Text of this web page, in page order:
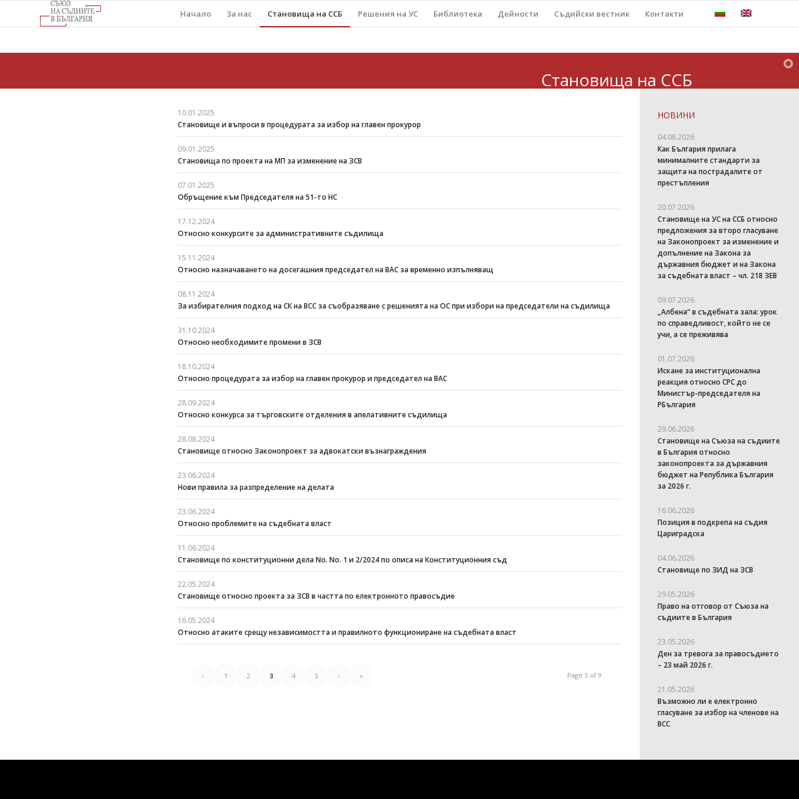
Начало За нас Становища на ССБ Решения на УС Библиотека Дейности Съдийски вестник Контакти
Становища на ССБ
10.01.2025
Становище и въпроси в процедурата за избор на главен прокурор
09.01.2025
Становища по проекта на МП за изменение на ЗСВ
07.01.2025
Обръщение към Председателя на 51-то НС
17.12.2024
Относно конкурсите за административните съдилища
15.11.2024
Относно назначаването на досегашния председател на ВАС за временно изпълняващ
08.11.2024
За избирателния подход на СК на ВСС за съобразяване с решенията на ОС при избори на председатели на съдилища
31.10.2024
Относно необходимите промени в ЗСВ
18.10.2024
Относно процедурата за избор на главен прокурор и председател на ВАС
28.09.2024
Относно конкурса за търговските отделения в апелативните съдилища
28.08.2024
Становище относно Законопроект за адвокатски възнаграждения
23.06.2024
Нови правила за разпределение на делата
23.06.2024
Относно проблемите на съдебната власт
11.06.2024
Становище по конституционни дела No. No. 1 и 2/2024 по описа на Конституционния съд
22.05.2024
Становище относно проекта за ЗСВ в частта по електронното правосъдие
16.05.2024
Относно атаките срещу независимостта и правилното функциониране на съдебната власт
Page 3 of 9
‹ 1 2 3 4 5 › »
НОВИНИ
04.08.2026
Как България прилага
минималните стандарти за
защита на пострадалите от
престъпления
20.07.2026
Становище на УС на ССБ относно
предложения за второ гласуване
на Законопроект за изменение и
допълнение на Закона за
държавния бюджет и на Закона
за съдебната власт – чл. 218 ЗЕВ
09.07.2026
„Албена“ в съдебната зала: урок
по справедливост, който не се
учи, а се преживява
01.07.2026
Искане за институционална
реакция относно СРС до
Министър-председателя на
РБългария
29.06.2026
Становище на Съюза на съдиите
в България относно
законопроекта за държавния
бюджет на Република България
за 2026 г.
16.06.2026
Позиция в подкрепа на съдия
Цариградска
04.06.2026
Становище по ЗИД на ЗСВ
29.05.2026
Право на отговор от Съюза на
съдиите в България
23.05.2026
Ден за тревога за правосъдието
– 23 май 2026 г.
21.05.2026
Възможно ли е електронно
гласуване за избор на членове на
ВСС